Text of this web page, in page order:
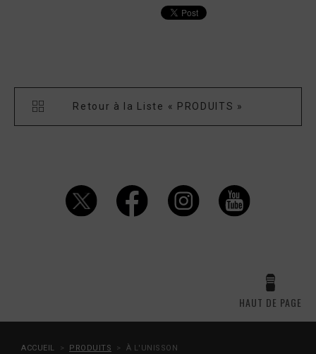
Retour à la Liste « PRODUITS »
HAUT DE PAGE
ACCUEIL PRODUITS À L'UNISSON